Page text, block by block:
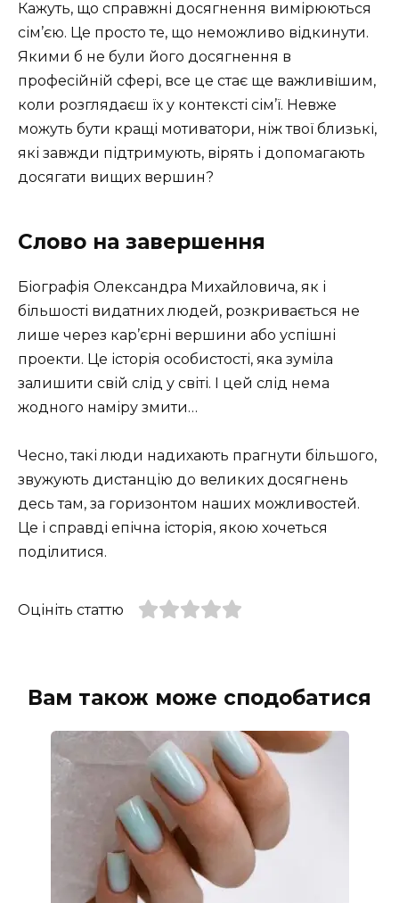
Кажуть, що справжні досягнення вимірюються
сім’єю. Це просто те, що неможливо відкинути.
Якими б не були його досягнення в
професійній сфері, все це стає ще важливішим,
коли розглядаєш їх у контексті сім’ї. Невже
можуть бути кращі мотиватори, ніж твої близькі,
які завжди підтримують, вірять і допомагають
досягати вищих вершин?
Слово на завершення
Біографія Олександра Михайловича, як і
більшості видатних людей, розкривається не
лише через кар’єрні вершини або успішні
проекти. Це історія особистості, яка зуміла
залишити свій слід у світі. І цей слід нема
жодного наміру змити…
Чесно, такі люди надихають прагнути більшого,
звужують дистанцію до великих досягнень
десь там, за горизонтом наших можливостей.
Це і справді епічна історія, якою хочеться
поділитися.
Оцініть статтю
Вам також може сподобатися